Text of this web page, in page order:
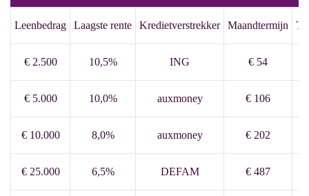
Leenbedrag Laagste rente Kredietverstrekker Maandtermijn
€ 2.500 10,5% ING € 54
€ 5.000 10,0% auxmoney € 106
€ 10.000 8,0% auxmoney € 202
€ 25.000 6,5% DEFAM € 487